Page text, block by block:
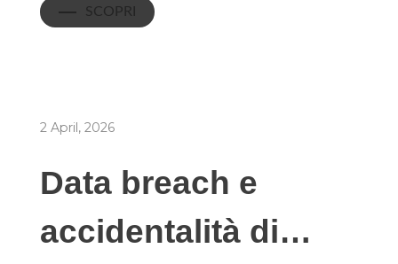
SCOPRI
2 April, 2026
Data breach e
accidentalità di…